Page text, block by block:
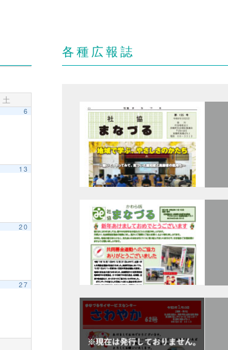
土
6
13
20
27
各種広報誌